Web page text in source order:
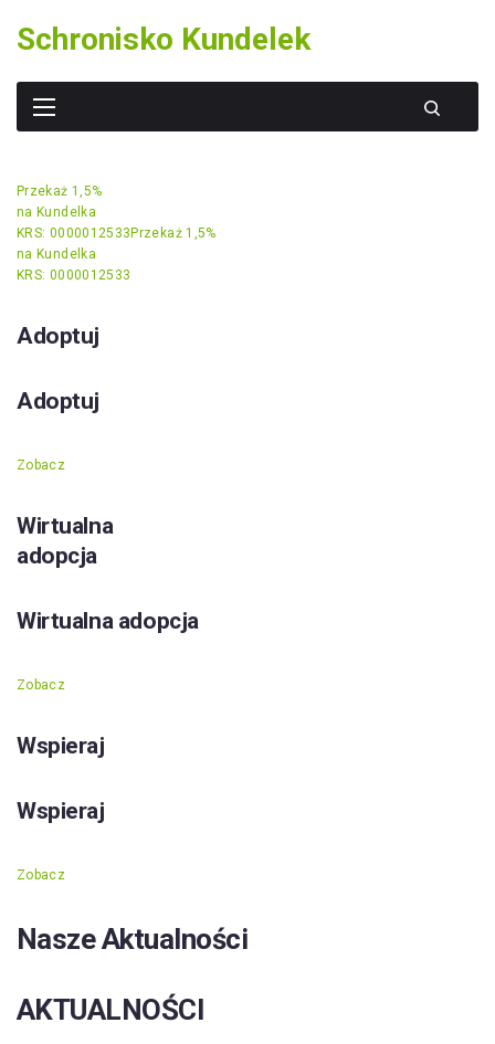
content
Schronisko Kundelek
Przekaż 1,5%
na Kundelka
KRS: 0000012533 Przekaż 1,5%
na Kundelka
KRS: 0000012533
Adoptuj
Adoptuj
Zobacz
Wirtualna
adopcja
Wirtualna adopcja
Zobacz
Wspieraj
Wspieraj
Zobacz
Nasze Aktualności
AKTUALNOŚCI